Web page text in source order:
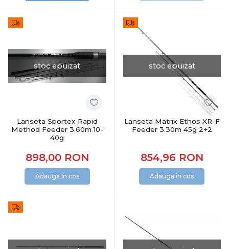
stoc epuizat
Lanseta Sportex Rapid
Method Feeder 3.60m 10-
40g
898,00 RON
Adauga in cos
stoc epuizat
Lanseta Matrix Ethos XR-F
Feeder 3.30m 45g 2+2
854,96 RON
Adauga in cos